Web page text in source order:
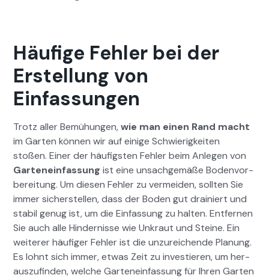
Häufige Fehler bei der
Erstellung von
Einfassungen
Trotz aller Bemühun­gen,wie man einen Rand macht
im Garten kön­nen wir auf einige Schwierigkeit­en
stoßen. Ein­er der häu­fig­sten Fehler beim Anle­gen von
Gartene­in­fas­sung ist eine unsachgemäße Boden­vor­
bere­itung. Um diesen Fehler zu ver­mei­den, soll­ten Sie
immer sich­er­stellen, dass der Boden gut drainiert und
sta­bil genug ist, um die Ein­fas­sung zu hal­ten. Ent­fer­nen
Sie auch alle Hin­dernisse wie Unkraut und Steine. Ein
weit­er­er häu­figer Fehler ist die unzure­ichende Pla­nung.
Es lohnt sich immer, etwas Zeit zu investieren, um her­
auszufind­en, welche Gartene­in­fas­sung für Ihren Garten